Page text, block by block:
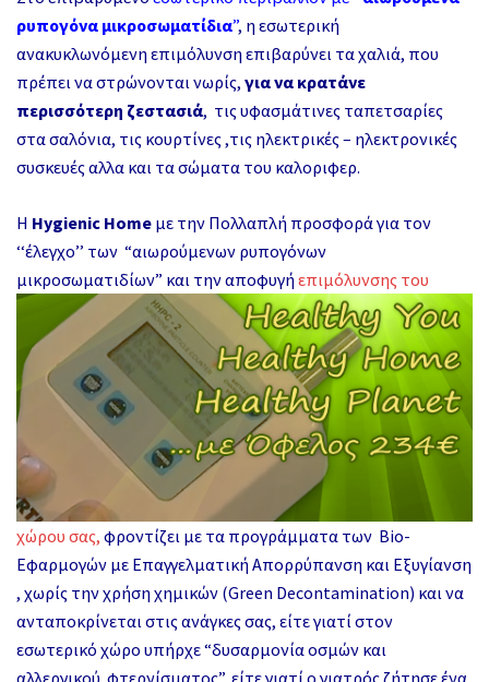
ρυπογόνα μικροσωματίδια”, η εσωτερική
ανακυκλωνόμενη επιμόλυνση επιβαρύνει τα χαλιά, που
πρέπει να στρώνονται νωρίς, για να κρατάνε
περισσότερη ζεστασιά, τις υφασμάτινες ταπετσαρίες
στα σαλόνια, τις κουρτίνες ,τις ηλεκτρικές – ηλεκτρονικές
συσκευές αλλα και τα σώματα του καλοριφερ.
Η Hygienic Home με την Πολλαπλή προσφορά για τον
‘‘έλεγχο’’ των “αιωρούμενων ρυπογόνων
μικροσωματιδίων” και την αποφυγή επιμόλυνσης του
χώρου σας, φροντίζει με τα προγράμματα των Bio-
Εφαρμογών με Επαγγελματική Απορρύπανση και Εξυγίανση
, χωρίς την χρήση χημικών (Green Decontamination) και να
ανταποκρίνεται στις ανάγκες σας, είτε γιατί στον
εσωτερικό χώρο υπήρχε “δυσαρμονία οσμών και
αλλεργικού φτερνίσματος”, είτε γιατί ο γιατρός ζήτησε ένα